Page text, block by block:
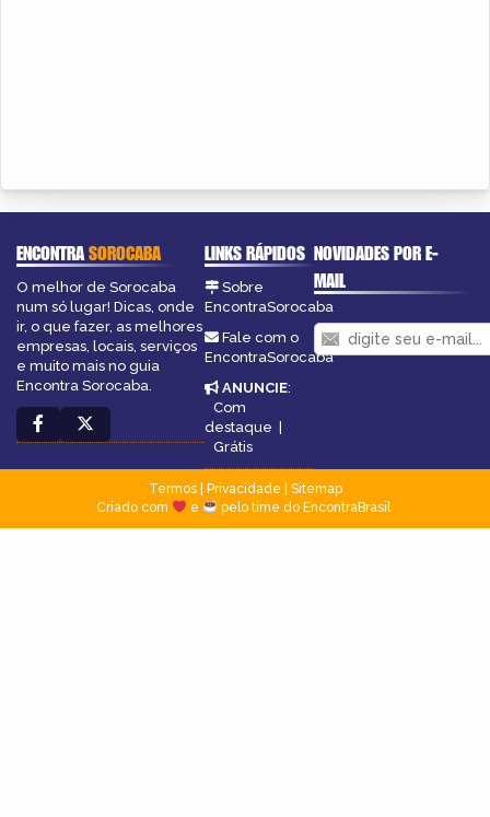
ENCONTRASOROCABA
O melhor de Sorocaba
num só lugar! Dicas, onde
ir, o que fazer, as melhores
empresas, locais, serviços
e muito mais no guia
Encontra Sorocaba.
LINKS RÁPIDOS
Sobre
EncontraSorocaba
Fale com o
EncontraSorocaba
ANUNCIE:
Com
destaque |
Grátis
NOVIDADES POR E-
MAIL
Termos| Privacidade
Sitemap
Criado com
e pelo time do EncontraBrasil